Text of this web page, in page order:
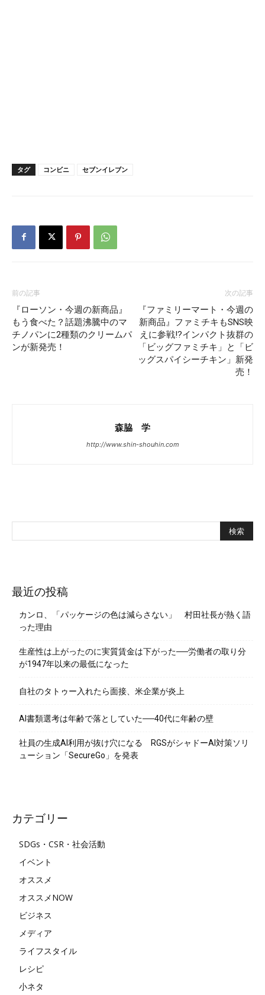
タグ コンビニ セブンイレブン
前の記事
『ローソン・今週の新商品』
もう食べた？話題沸騰中のマ
チノパンに2種類のクリームパ
ンが新発売！
次の記事
『ファミリーマート・今週の
新商品』ファミチキもSNS映
えに参戦!?インパクト抜群の
「ビッグファミチキ」と「ビ
ッグスパイシーチキン」新発
売！
森脇 学
http://www.shin-shouhin.com
最近の投稿
カンロ、「パッケージの色は減らさない」 村田社長が熱く語
った理由
生産性は上がったのに実質賃金は下がった──労働者の取り分
が1947年以来の最低になった
自社のタトゥー入れたら面接、米企業が炎上
AI書類選考は年齢で落としていた──40代に年齢の壁
社員の生成AI利用が抜け穴になる RGSがシャドーAI対策ソリ
ューション「SecureGo」を発表
カテゴリー
SDGs・CSR・社会活動
イベント
オススメ
オススメNOW
ビジネス
メディア
ライフスタイル
レシピ
小ネタ